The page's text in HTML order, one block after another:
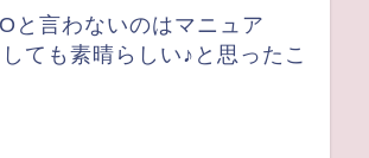
と言わないのはマニュア
ても素晴らしい♪と思ったこ